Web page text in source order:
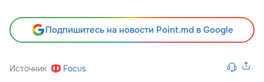
Подпишитесь на новости Point.md в Google
Источник Focus